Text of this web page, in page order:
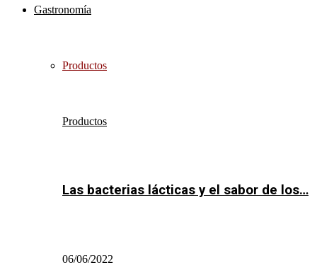
Gastronomía
Productos
Productos
Las bacterias lácticas y el sabor de los…
06/06/2022